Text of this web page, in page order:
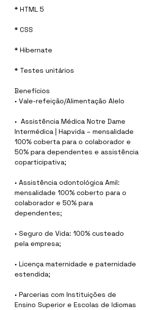
* HTML 5
* CSS
* Hibernate
* Testes unitários
Benefícios
• Vale-refeição/Alimentação Alelo
•  Assistência Médica Notre Dame
Intermédica | Hapvida – mensalidade
100% coberta para o colaborador e
50% para dependentes e assistência
coparticipativa;
• Assistência odontológica Amil:
mensalidade 100% coberto para o
colaborador e 50% para
dependentes;
• Seguro de Vida: 100% custeado
pela empresa;
• Licença maternidade e paternidade
estendida;
• Parcerias com Instituições de
Ensino Superior e Escolas de Idiomas